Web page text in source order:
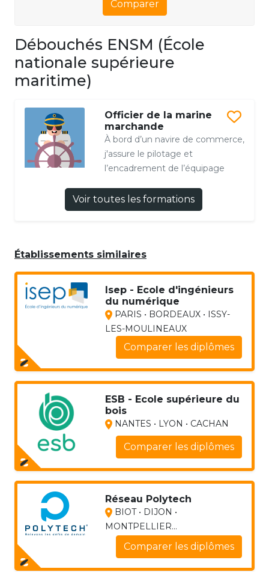
Comparer
Débouchés ENSM (École
nationale supérieure
maritime)
Officier de la marine
marchande
À bord d’un navire de commerce,
j'assure le pilotage et
l’encadrement de l’équipage
Voir toutes les formations
Établissements similaires
Isep - Ecole d'ingénieurs
du numérique
PARIS • BORDEAUX • ISSY-
LES-MOULINEAUX
Comparer les diplômes
ESB - Ecole supérieure du
bois
NANTES • LYON • CACHAN
Comparer les diplômes
Réseau Polytech
BIOT • DIJON •
MONTPELLIER...
Comparer les diplômes